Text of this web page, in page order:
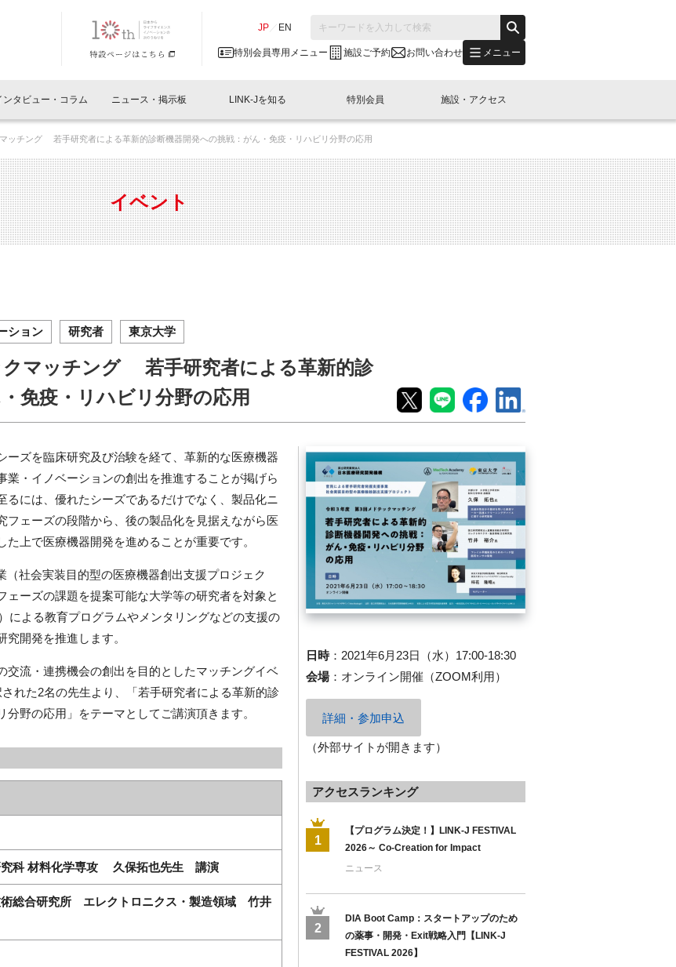
JP EN
特別会員専用メニュー 施設ご予約 お問い合わせ メニュー
閉じる
イベントレポート一覧
LINK-J主催・共催 特別会員開催
LINK-J協賛・協力 出展・参加
What's "UNIKORN"？ What's "LINK-BioBAY TOKYO"？
ンタビュー・コラム
ベンチャーインタビュー 会報誌 (News Letter)
サポーターコラム 日本橋コラム
ニュース・掲示板
ス
人と情報の交流掲示板一覧
会員プレスリリース ニュース・事業紹介
募集 イベント
LINK-Jを知る
Why in Nihonbashi What’s LINK-J WEST
サポーター紹介 事業内容
パンフレット GTB日本橋エリアについて
特別会員
特別会員について 入会申し込み
施設・アクセス
オフィス・ラボ 施設ご予約
ッチング 若手研究者による革新的診断機器開発への挑戦：がん・免疫・リハビリ分野の応用
イベント
ション 研究者 東京大学
マッチング 若手研究者による革新的診
免疫・リハビリ分野の応用
ーズを臨床研究及び治験を経て、革新的な医療機器
業・イノベーションの創出を推進することが掲げら
るには、優れたシーズであるだけでなく、製品化ニ
フェーズの段階から、後の製品化を見据えながら医
上で医療機器開発を進めることが重要です。
（社会実装目的型の医療機器創出支援プロジェク
ェーズの課題を提案可能な大学等の研究者を対象と
）による教育プログラムやメンタリングなどの支援の
開発を推進します。
交流・連携機会の創出を目的としたマッチングイベ
れた2名の先生より、「若手研究者による革新的診
野の応用」をテーマとしてご講演頂きます。
科 材料化学専攻 久保拓也先生 講演
術総合研究所 エレクトロニクス・製造領域 竹井
日時： 2021年6月23日（水）17:00-18:30
会場： オンライン開催（ZOOM利用）
詳細・参加申込
（外部サイトが開きます）
アクセスランキング
1
【プログラム決定！】LINK-J FESTIVAL
2026～ Co-Creation for Impact
ニュース
2
DIA Boot Camp：スタートアップのため
の薬事・開発・Exit戦略入門【LINK-J
FESTIVAL 2026】